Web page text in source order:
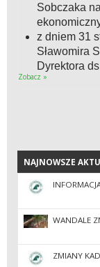
Sobczaka
z dniem 31
Sławomira
Dyrektora
Zobacz »
NAJNOWSZE
NAJNOWSZE
WANDALE
ZMIANY